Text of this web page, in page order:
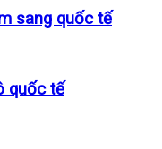
sang quốc tế
quốc tế